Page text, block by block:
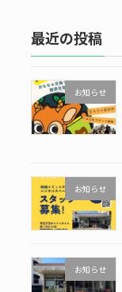
最近の投稿
お知らせ
お知らせ
お知らせ